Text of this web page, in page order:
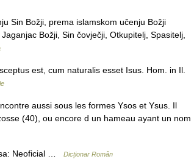
Sin Božji, prema islamskom učenju Božji
Božji, Sin čovječji, Otkupitelj, Spasitelj,
est, cum naturalis esset Isus. Hom. in Il.
aussi sous les formes Ysos et Ysus. Il
(40), ou encore d un hameau ayant un nom
Neoficial … Dicționar Român